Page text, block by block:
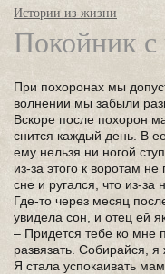
Истории из жизни
Покойник с
При похоронах мы
волнении мы забыли
Вскоре после похорон
снится каждый день. В
ему нельзя ни ногой
из-за этого к воротам
сне и ругался, что из-за
Где-то через месяц
увидела сон, и отец ей
– Придется тебе ко мне
развязать. Собирайся, я
Я стала успокаивать